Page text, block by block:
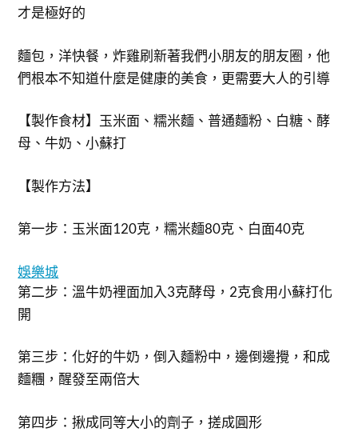
才是極好的
麵包，洋快餐，炸雞刷新著我們小朋友的朋友圈，他
們根本不知道什麼是健康的美食，更需要大人的引導
【製作食材】玉米面、糯米麵、普通麵粉、白糖、酵
母、牛奶、小蘇打
【製作方法】
第一步：玉米面120克，糯米麵80克、白面40克
娛樂城
第二步：溫牛奶裡面加入3克酵母，2克食用小蘇打化
開
第三步：化好的牛奶，倒入麵粉中，邊倒邊攪，和成
麵糰，醒發至兩倍大
第四步：揪成同等大小的劑子，搓成圓形